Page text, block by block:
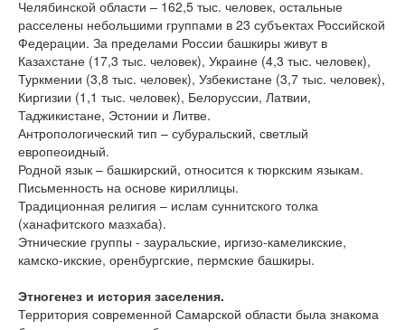
Челябинской области – 162,5 тыс. человек, остальные
расселены небольшими группами в 23 субъектах Российской
Федерации. За пределами России башкиры живут в
Казахстане (17,3 тыс. человек), Украине (4,3 тыс. человек),
Туркмении (3,8 тыс. человек), Узбекистане (3,7 тыс. человек),
Киргизии (1,1 тыс. человек), Белоруссии, Латвии,
Таджикистане, Эстонии и Литве.
Антропологический тип – субуральский, светлый
европеоидный.
Родной язык – башкирский, относится к тюркским языкам.
Письменность на основе кириллицы.
Традиционная религия – ислам суннитского толка
(ханафитского мазхаба).
Этнические группы - зауральские, иргизо-камеликские,
камско-икские, оренбургские, пермские башкиры.
Этногенез и история заселения.
Территория современной Самарской области была знакома